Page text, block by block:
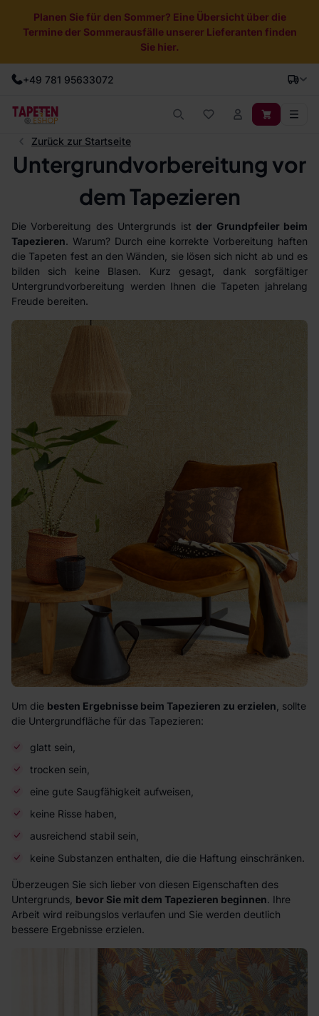
Planen Sie für den Sommer? Eine Übersicht über die
Termine der Sommerausfälle unserer Lieferanten finden
Sie hier.
+49 781 95633072
Zurück zur Startseite
Untergrundvorbereitung vor
dem Tapezieren
Die Vorbereitung des Untergrunds istder Grundpfeiler beim
Tapezieren. Warum? Durch eine korrekte Vorbereitung haften
die Tapeten fest an den Wänden, sie lösen sich nicht ab und es
bilden sich keine Blasen. Kurz gesagt, dank sorgfältiger
Untergrundvorbereitung werden Ihnen die Tapeten jahrelang
Freude bereiten.
Um die besten Ergebnisse beim Tapezieren zu erzielen , sollte
die Untergrundfläche für das Tapezieren:
glatt sein,
trocken sein,
eine gute Saugfähigkeit aufweisen,
keine Risse haben,
ausreichend stabil sein,
keine Substanzen enthalten, die die Haftung einschränken.
Überzeugen Sie sich lieber von diesen Eigenschaften des
Untergrunds, bevor Sie mit dem Tapezieren beginnen. Ihre
Arbeit wird reibungslos verlaufen und Sie werden deutlich
bessere Ergebnisse erzielen.